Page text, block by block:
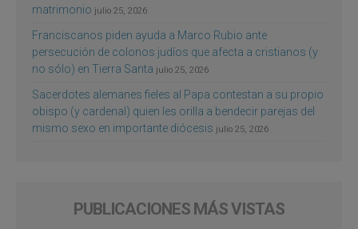
matrimonio julio 25, 2026
Franciscanos piden ayuda a Marco Rubio ante
persecución de colonos judíos que afecta a cristianos (y
no sólo) en Tierra Santa julio 25, 2026
Sacerdotes alemanes fieles al Papa contestan a su propio
obispo (y cardenal) quien les orilla a bendecir parejas del
mismo sexo en importante diócesis julio 25, 2026
PUBLICACIONES MÁS VISTAS